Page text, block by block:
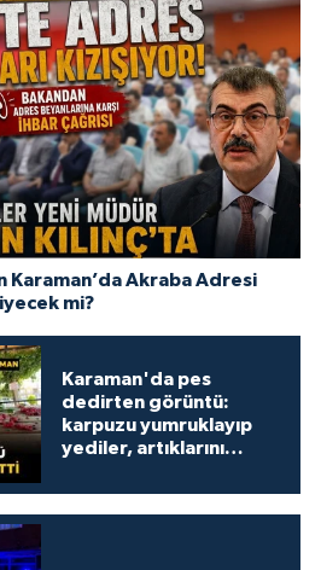
Karaman’da Akraba Adresi
mi?
Karaman'da pes
dedirten görüntü:
karpuzu yumruklayıp
yediler, artıklarını